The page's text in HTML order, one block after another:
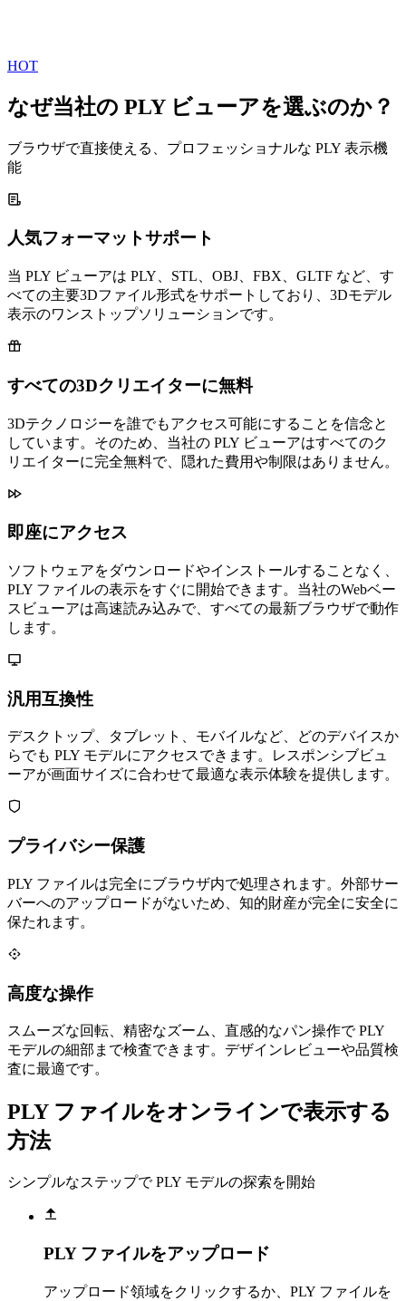
HOT
なぜ当社の PLY ビューアを選ぶのか？
ブラウザで直接使える、プロフェッショナルな PLY 表示機
能
人気フォーマットサポート
当 PLY ビューアは PLY、STL、OBJ、FBX、GLTF など、す
べての主要3Dファイル形式をサポートしており、3Dモデル
表示のワンストップソリューションです。
すべての3Dクリエイターに無料
3Dテクノロジーを誰でもアクセス可能にすることを信念と
しています。そのため、当社の PLY ビューアはすべてのク
リエイターに完全無料で、隠れた費用や制限はありません。
即座にアクセス
ソフトウェアをダウンロードやインストールすることなく、
PLY ファイルの表示をすぐに開始できます。当社のWebベー
スビューアは高速読み込みで、すべての最新ブラウザで動作
します。
汎用互換性
デスクトップ、タブレット、モバイルなど、どのデバイスか
らでも PLY モデルにアクセスできます。レスポンシブビュ
ーアが画面サイズに合わせて最適な表示体験を提供します。
プライバシー保護
PLY ファイルは完全にブラウザ内で処理されます。外部サー
バーへのアップロードがないため、知的財産が完全に安全に
保たれます。
高度な操作
スムーズな回転、精密なズーム、直感的なパン操作で PLY
モデルの細部まで検査できます。デザインレビューや品質検
査に最適です。
PLY ファイルをオンラインで表示する
方法
シンプルなステップで PLY モデルの探索を開始
PLY ファイルをアップロード
アップロード領域をクリックするか、PLY ファイルを